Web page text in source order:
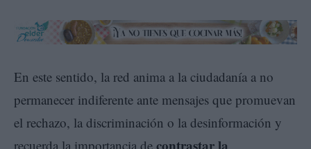
En este sentido, la red anima a la ciudadanía a no
permanecer indiferente ante mensajes que promuevan
el rechazo, la discriminación o la desinformación y
recuerda la importancia de contrastar la